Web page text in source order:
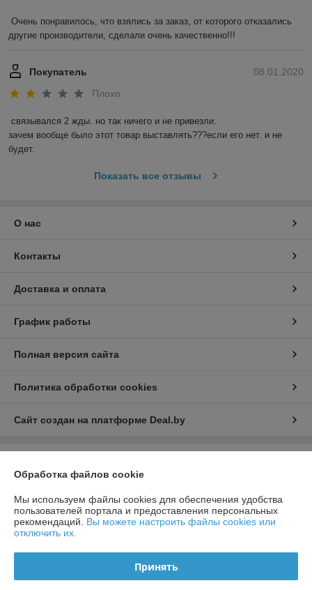
Очень понравилось, что взялись за заказ, от которого отказались
другие производители, сделали очень качественно!!!
08.01.2020
Покупатель
Плохо
связывался 2 жды. но так ничего и не привезли.
зачем вообще было этот товар выставлять???если его нет. и не
будет.
Показать все отзывы
О нас
Контакты
Доставка и оплата
График работы
Полная версия сайта
Политика обработки cookies
Сайт создан на платформе Deal.by
ограниченной ответственностью "ЭРТЕКС"
220024, г. Минск, ул. Бабушкина,14, ком.13
Регистрационный номер ЕГР: 100588821
УНП: 100588821
Регистрационный орган: Минский Городской Исполнительный Комитет
Обработка файлов cookie
Мы используем файлы cookies для обеспечения удобства
пользователей портала и предоставления персональных
рекомендаций. Вы можете настроить файлы cookies или
отключить их.
Принять